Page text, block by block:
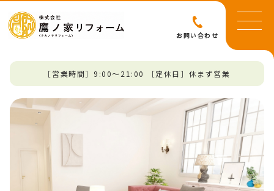
お問い合わせ
［営業時間］9:00～21:00 ［定休日］休まず営業